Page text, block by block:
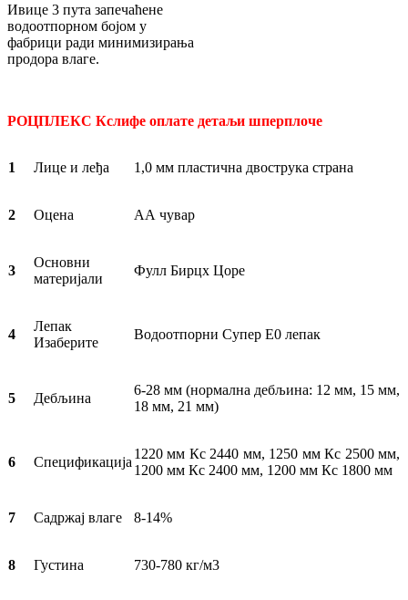
Ивице 3 пута запечаћене
водоотпорном бојом у
фабрици ради минимизирања
продора влаге.
РОЦПЛЕКС Кслифе оплате детаљи шперплоче
1 Лице и леђа 1,0 мм пластична двострука страна
2 Оцена АА чувар
3
Основни
материјали
Фулл Бирцх Цоре
4
Лепак
Изаберите
Водоотпорни Супер Е0 лепак
5 Дебљина
6-28 мм (нормална дебљина: 12 мм, 15 мм,
18 мм, 21 мм)
6 Спецификација
1220 мм Кс 2440 мм, 1250 мм Кс 2500 мм,
1200 мм Кс 2400 мм, 1200 мм Кс 1800 мм
7 Садржај влаге 8-14%
8 Густина 730-780 кг/м3